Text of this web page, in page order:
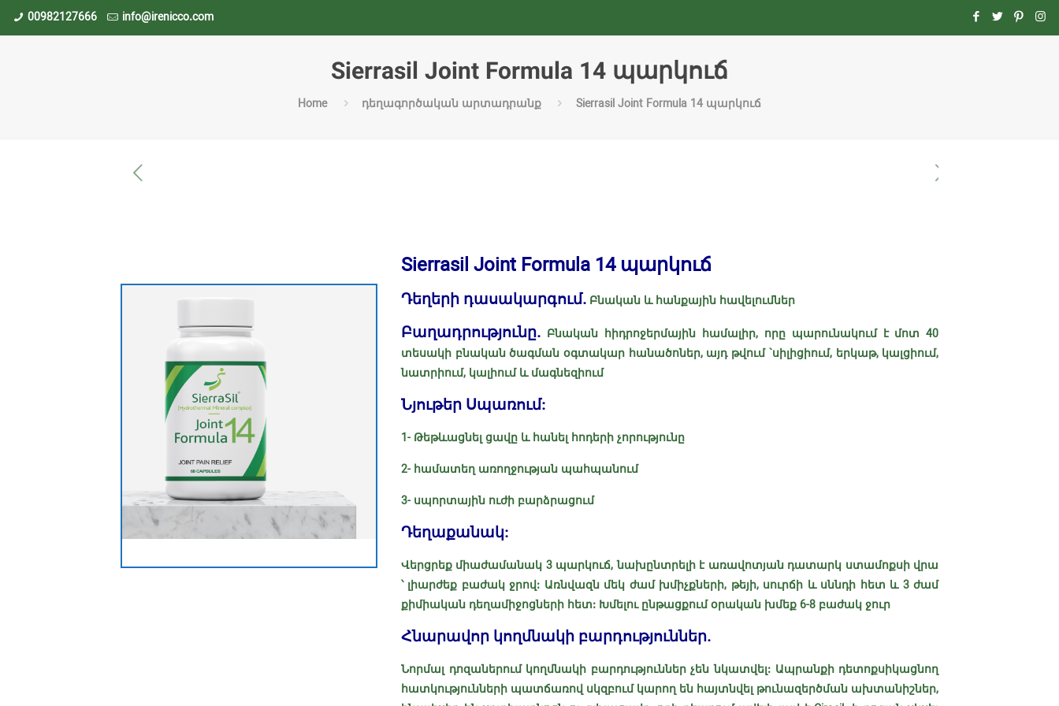
00982127666 info@irenicco.com
Sierrasil Joint Formula 14 պարկուճ
Home դեղագործական արտադրանք Sierrasil Joint Formula 14 պարկուճ
Sierrasil Joint Formula 14 պարկուճ
Դեղերի դասակարգում.Բնական և հանքային հավելումներ
Բաղադրությունը.Բնական հիդրոջերմային համալիր, որը պարունակում է մոտ 40
տեսակի բնական ծագման օգտակար հանածոներ, այդ թվում `սիլիցիում, երկաթ, կալցիում,
նատրիում, կալիում և մագնեզիում
Նյութեր Սպառում:
1- Թեթևացնել ցավը և հանել հոդերի չորությունը
2- համատեղ առողջության պահպանում
3- սպորտային ուժի բարձրացում
Դեղաքանակ:
Վերցրեք միաժամանակ 3 պարկուճ, նախընտրելի է առավոտյան դատարկ ստամոքսի վրա
՝ լիարժեք բաժակ ջրով: Առնվազն մեկ ժամ խմիչքների, թեյի, սուրճի և սննդի հետ և 3 ժամ
քիմիական դեղամիջոցների հետ: Խմելու ընթացքում օրական խմեք 6-8 բաժակ ջուր
Հնարավոր կողմնակի բարդություններ.
Նորմալ դոզաներում կողմնակի բարդություններ չեն նկատվել: Ապրանքի դետոքսիկացնող
հատկությունների պատճառով սկզբում կարող են հայտնվել թունազերծման ախտանիշներ,